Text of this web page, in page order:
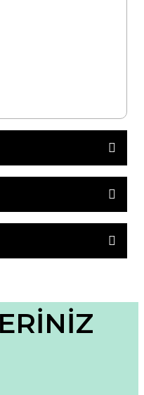
siz yapın!
ederiz.